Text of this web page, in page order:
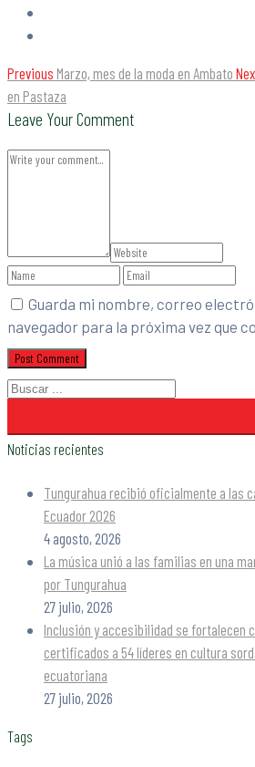
Previous Marzo, mes de la moda en Ambato
en Pastaza
Leave Your Comment
Guarda mi nombre, correo
navegador para la próxima vez que
Noticias recientes
Tungurahua recibió oficialmente a las
Ecuador 2026
4 agosto, 2026
La música unió a las familias en una
por Tungurahua
27 julio, 2026
Inclusión y accesibilidad se fortalecen
certificados a 54 líderes en cultura
ecuatoriana
27 julio, 2026
Tags